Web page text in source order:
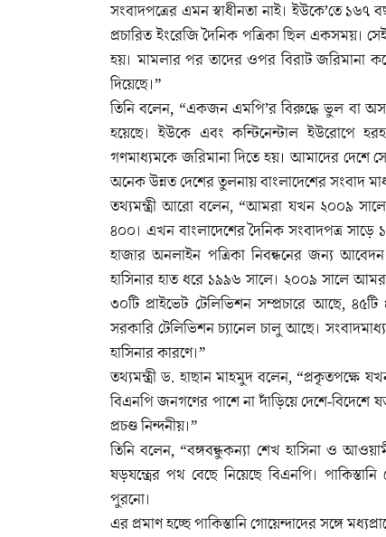
সংবাদপত্রের এমন স্বাধীনতা নাই। ইউকে’তে
প্রচারিত ইংরেজি দৈনিক পত্রিকা ছিল একসময়।
হয়। মামলার পর তাদের ওপর বিরাট জরিমানা
দিয়েছে।”
তিনি বলেন, “একজন এমপি’র বিরুদ্ধে ভুল বা
হয়েছে। ইউকে এবং কন্টিনেন্টাল ইউরোপে
গণমাধ্যমকে জরিমানা দিতে হয়। আমাদের দেশে
অনেক উন্নত দেশের তুলনায় বাংলাদেশের সংবাদ
তথ্যমন্ত্রী আরো বলেন, “আমরা যখন ২০০৯
৪০০। এখন বাংলাদেশের দৈনিক সংবাদপত্র
হাজার অনলাইন পত্রিকা নিবন্ধনের জন্য আবেদন
হাসিনার হাত ধরে ১৯৯৬ সালে। ২০০৯ সালে
৩০টি প্রাইভেট টেলিভিশন সম্প্রচারে আছে,
সরকারি টেলিভিশন চ্যানেল চালু আছে।
হাসিনার কারণে।”
তথ্যমন্ত্রী ড. হাছান মাহমুদ বলেন, “প্রকৃতপক্ষে
বিএনপি জনগণের পাশে না দাঁড়িয়ে দেশে-বিদেশে
প্রচণ্ড নিন্দনীয়।”
তিনি বলেন, “বঙ্গবন্ধুকন্যা শেখ হাসিনা ও
ষড়যন্ত্রের পথ বেছে নিয়েছে বিএনপি।
পুরনো।
এর প্রমাণ হচ্ছে পাকিস্তানি গোয়েন্দাদের সঙ্গে